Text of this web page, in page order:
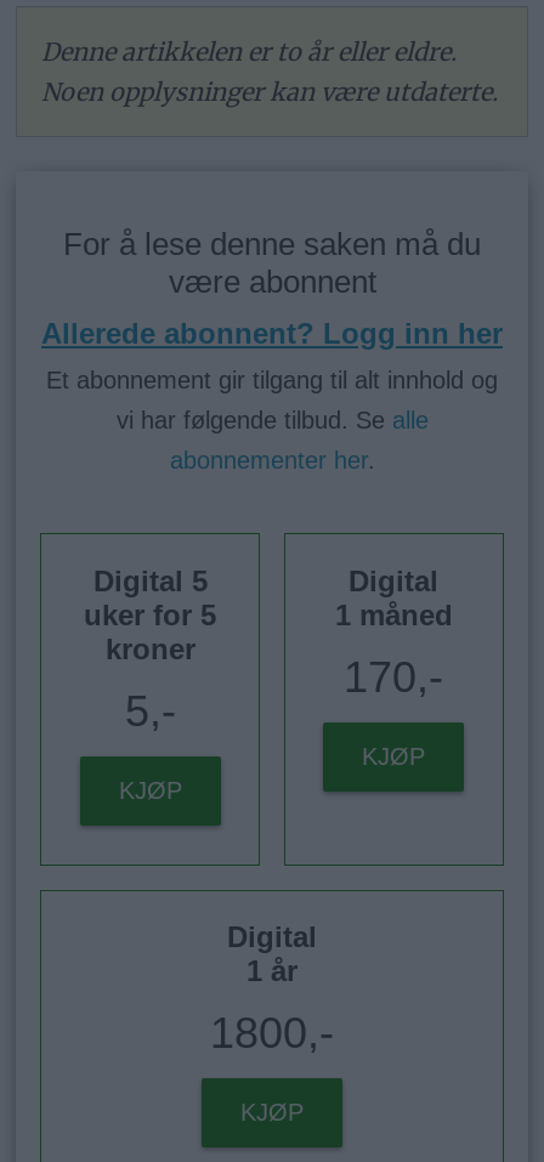
Denne artikkelen er to år eller eldre.
Noen opplysninger kan være utdaterte.
For å lese denne saken må du
være abonnent
Allerede abonnent? Logg inn her
Et abonnement gir tilgang til alt innhold og
vi har følgende tilbud. Se alle
abonnementer her.
Digital 5
uker for 5
kroner
5,-
KJØP
Digital
1 måned
170,-
KJØP
Digital
1 år
1800,-
KJØP